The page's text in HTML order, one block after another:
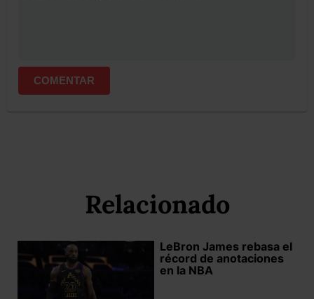
COMENTAR
Relacionado
LeBron James rebasa el
récord de anotaciones
en la NBA